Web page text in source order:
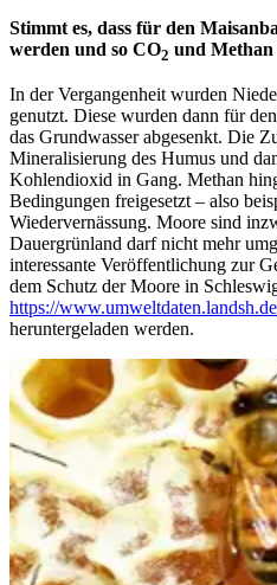
Stimmt es, dass für den
werden und so CO2 und Methan
In der Vergangenheit wurden
genutzt. Diese wurden dann für
das Grundwasser abgesenkt. Die
Mineralisierung des Humus und
Kohlendioxid in Gang. Methan
Bedingungen freigesetzt – also
Wiedervernässung. Moore sind
Dauergrünland darf nicht mehr
interessante Veröffentlichung zur
dem Schutz der Moore in
https://
heruntergeladen werden.